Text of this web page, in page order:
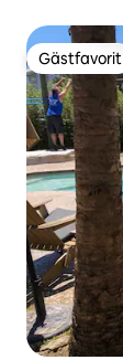
Gästfavorit
Gästfavorit